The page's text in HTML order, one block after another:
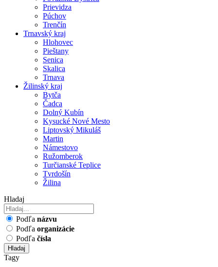
Prievidza
Púchov
Trenčín
Trnavský kraj
Hlohovec
Pieštany
Senica
Skalica
Trnava
Žilinský kraj
Bytča
Čadca
Dolný Kubín
Kysucké Nové Mesto
Liptovský Mikuláš
Martin
Námestovo
Ružomberok
Turčianské Teplice
Tvrdošín
Žilina
Hladaj
Podľa názvu
Podľa organizácie
Podľa čísla
Hladaj
Tagy